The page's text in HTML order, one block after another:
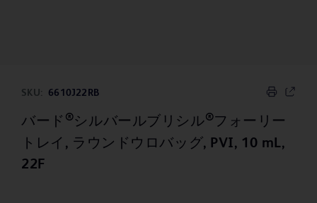
SKU: 6610J22RB
バード ®シルバールブリシル® フォーリー
トレイ, ラウンドウロバッグ, PVI, 10 mL,
22F